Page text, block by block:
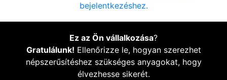
bejelentkezéshez.
Ez az Ön vállalkozása?
Gratulálunk! Ellenőrizze le, hogyan szerezhet
népszerűsítéshez szükséges anyagokat, hogy
élvezhesse sikerét.